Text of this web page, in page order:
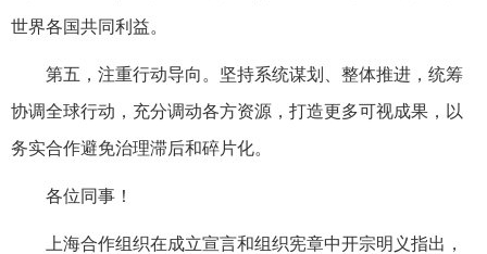
世界各国共同利益。
第五，注重行动导向。坚持系统谋划、整体推进，统筹
协调全球行动，充分调动各方资源，打造更多可视成果，以
务实合作避免治理滞后和碎片化。
各位同事！
上海合作组织在成立宣言和组织宪章中开宗明义指出，